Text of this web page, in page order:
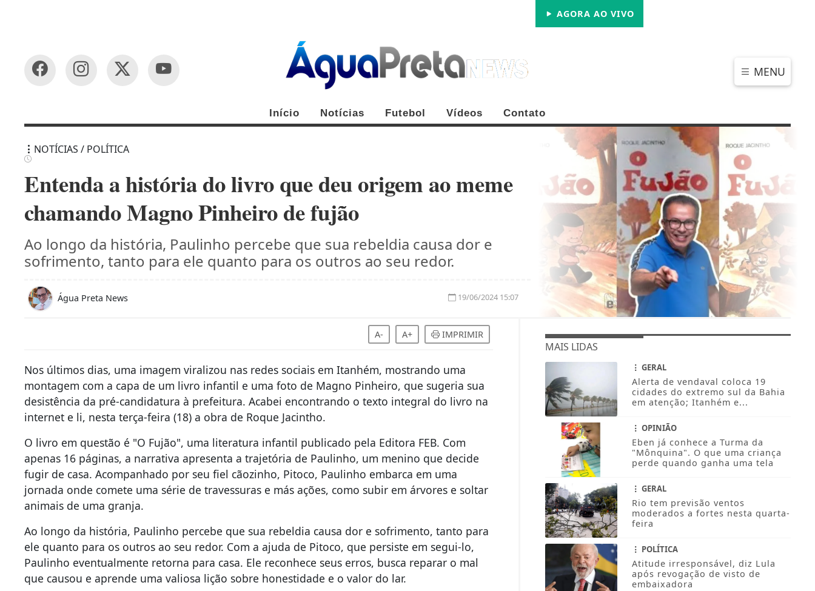
AGORA AO VIVO
MENU
Início Notícias Futebol Vídeos Contato
FECHAR
NOTÍCIAS / POLÍTICA
Entenda a história do livro que deu origem ao meme
chamando Magno Pinheiro de fujão
Ao longo da história, Paulinho percebe que sua rebeldia causa dor e
sofrimento, tanto para ele quanto para os outros ao seu redor.
Água Preta News 19/06/2024 15:07
A- A+ IMPRIMIR
Nos últimos dias, uma imagem viralizou nas redes sociais em Itanhém, mostrando uma
montagem com a capa de um livro infantil e uma foto de Magno Pinheiro, que sugeria sua
desistência da pré-candidatura à prefeitura. Acabei encontrando o texto integral do livro na
internet e li, nesta terça-feira (18) a obra de Roque Jacintho.
O livro em questão é "O Fujão", uma literatura infantil publicado pela Editora FEB. Com
apenas 16 páginas, a narrativa apresenta a trajetória de Paulinho, um menino que decide
fugir de casa. Acompanhado por seu fiel cãozinho, Pitoco, Paulinho embarca em uma
jornada onde comete uma série de travessuras e más ações, como subir em árvores e soltar
animais de uma granja.
Ao longo da história, Paulinho percebe que sua rebeldia causa dor e sofrimento, tanto para
ele quanto para os outros ao seu redor. Com a ajuda de Pitoco, que persiste em segui-lo,
Paulinho eventualmente retorna para casa. Ele reconhece seus erros, busca reparar o mal
que causou e aprende uma valiosa lição sobre honestidade e o valor do lar.
MAIS LIDAS
GERAL
Alerta de vendaval coloca 19
cidades do extremo sul da Bahia
em atenção; Itanhém e...
OPINIÃO
Eben já conhece a Turma da
"Mônquina". O que uma criança
perde quando ganha uma tela
GERAL
Rio tem previsão ventos
moderados a fortes nesta quarta-
feira
POLÍTICA
Atitude irresponsável, diz Lula
após revogação de visto de
embaixadora